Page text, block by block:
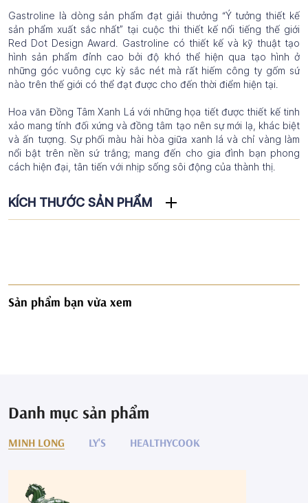
Gastroline là dòng sản phẩm đạt giải thưởng “Ý tưởng thiết kế
sản phẩm xuất sắc nhất” tại cuộc thi thiết kế nổi tiếng thế giới
Red Dot Design Award. Gastroline có thiết kế và kỹ thuật tạo
hình sản phẩm đỉnh cao bởi độ khó thể hiện qua tạo hình ở
những góc vuông cực kỳ sắc nét mà rất hiếm công ty gốm sứ
nào trên thế giới có thể đạt được cho đến thời điểm hiện tại.
Hoa văn Đồng Tâm Xanh Lá với những họa tiết được thiết kế tinh
xảo mang tính đối xứng và đồng tâm tạo nên sự mới lạ, khác biệt
và ấn tượng. Sự phối màu hài hòa giữa xanh lá và chỉ vàng làm
nổi bật trên nền sứ trắng; mang đến cho gia đình bạn phong
cách hiện đại, tân tiến với nhịp sống sôi động của thành thị.
KÍCH THƯỚC SẢN PHẨM
Sản phẩm bạn vừa xem
Danh mục sản phẩm
MINH LONG LY'S HEALTHYCOOK